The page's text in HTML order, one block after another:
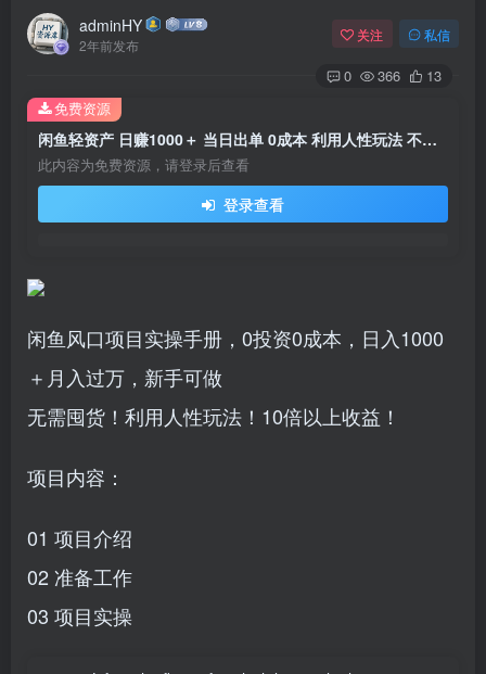
adminHY
2年前发布
关注 私信
0 366 13
闲鱼轻资产 日赚1000＋ 当日出单 0成本 利用人性玩法 不断复购
此内容为免费资源，请登录后查看
登录查看
免费资源
闲鱼风口项目实操手册，0投资0成本，日入1000
＋月入过万，新手可做
无需囤货！利用人性玩法！10倍以上收益！
项目内容：
01 项目介绍
02 准备工作
03 项目实操